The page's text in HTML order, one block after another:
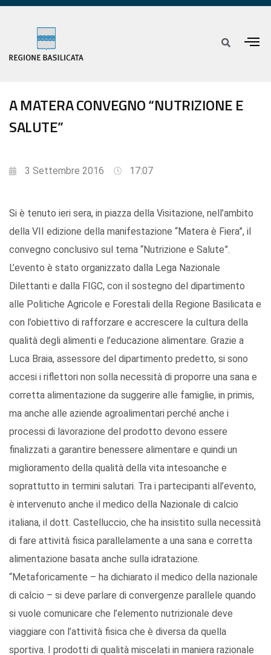
A MATERA CONVEGNO “NUTRIZIONE E
SALUTE”
3 Settembre 2016 17:07
Si è tenuto ieri sera, in piazza della Visitazione, nell’ambito
della VII edizione della manifestazione “Matera è Fiera”, il
convegno conclusivo sul tema “Nutrizione e Salute”.
L’evento è stato organizzato dalla Lega Nazionale
Dilettanti e dalla FIGC, con il sostegno del dipartimento
alle Politiche Agricole e Forestali della Regione Basilicata e
con l’obiettivo di rafforzare e accrescere la cultura della
qualità degli alimenti e l’educazione alimentare. Grazie a
Luca Braia, assessore del dipartimento predetto, si sono
accesi i riflettori non solla necessità di proporre una sana e
corretta alimentazione da suggerire alle famiglie, in primis,
ma anche alle aziende agroalimentari perché anche i
processi di lavorazione del prodotto devono essere
finalizzati a garantire benessere alimentare e quindi un
miglioramento della qualità della vita intesoanche e
soprattutto in termini salutari. Tra i partecipanti all’evento,
è intervenuto anche il medico della Nazionale di calcio
italiana, il dott. Castelluccio, che ha insistito sulla necessità
di fare attività fisica parallelamente a una sana e corretta
alimentazione basata anche sulla idratazione.
“Metaforicamente – ha dichiarato il medico della nazionale
di calcio – si deve parlare di convergenze parallele quando
si vuole comunicare che l’elemento nutrizionale deve
viaggiare con l’attività fisica che è diversa da quella
sportiva. I prodotti di qualità miscelati in maniera razionale